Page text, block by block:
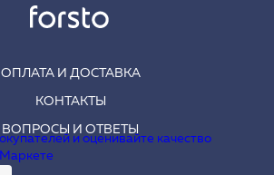
ОПЛАТА И ДОСТАВКА
КОНТАКТЫ
ВОПРОСЫ И ОТВЕТЫ